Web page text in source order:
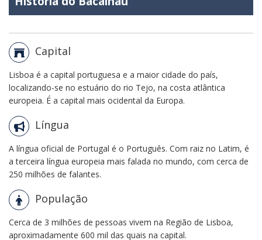
Capital
Lisboa é a capital portuguesa e a maior cidade do país,
localizando-se no estuário do rio Tejo, na costa atlântica
europeia. É a capital mais ocidental da Europa.
Língua
A língua oficial de Portugal é o Português. Com raiz no Latim, é
a terceira língua europeia mais falada no mundo, com cerca de
250 milhões de falantes.
População
Cerca de 3 milhões de pessoas vivem na Região de Lisboa,
aproximadamente 600 mil das quais na capital.